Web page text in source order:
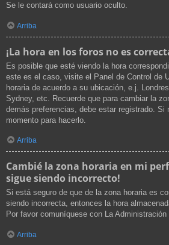
Se le contará como usuario oculto.
Arriba
¡La hora en los foros no es
Es posible que esté viendo la hora
este es el caso, visite el Panel de Control de
horaria de acuerdo a su ubicación, e.j.
Sydney, etc. Recuerde que para cambiar la
demás preferencias, debe estar registrado.
momento para hacerlo.
Arriba
Cambié la zona horaria en mi
sigue siendo incorrecto!
Si está seguro de que de la zona horaria es
siendo incorrecta, entonces la hora
Por favor comuníquese con La
Arriba